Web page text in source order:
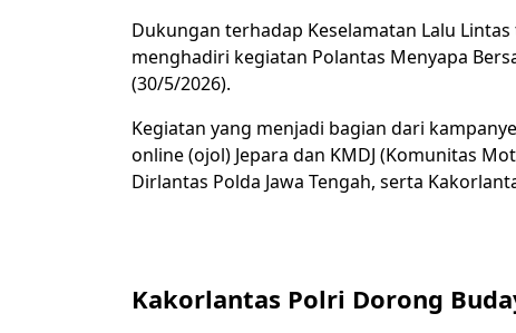
Dukungan terhadap Keselamatan Lalu
menghadiri kegiatan Polantas Menyapa
(30/5/2026).
Kegiatan yang menjadi bagian dari
online (ojol) Jepara dan KMDJ (Komunitas
Dirlantas Polda Jawa Tengah, serta
Kakorlantas Polri Dorong